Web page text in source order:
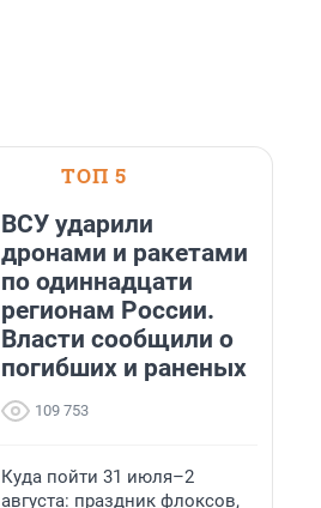
ТОП 5
ВСУ ударили
дронами и ракетами
по одиннадцати
регионам России.
Власти сообщили о
погибших и раненых
109 753
Куда пойти 31 июля–2
августа: праздник флоксов,